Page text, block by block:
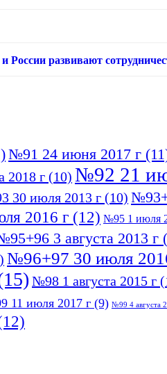
развивают
№91 24 июня 2017 г
2018 г (10) №92 21
30 июля 2013 г (10)
2016 г (12) №95 1 июля
3 августа 2013 г
№96+97 30 июля
№98 1 августа 2015 г
11 июля 2017 г (9) №99 4 августа